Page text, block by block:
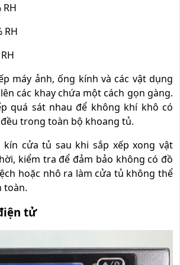
máy ảnh, ống kính và các vật dụng
các khay chứa một cách gọn gàng.
quá sát nhau để không khí khô có
trong toàn bộ khoang tủ.
kín cửa tủ sau khi sắp xếp xong vật
kiểm tra để đảm bảo không có đồ
hoặc nhô ra làm cửa tủ không thể
toàn.
tử